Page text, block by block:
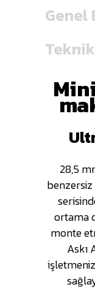
Genel
28,5
benzersiz
ortama
monte
Askı